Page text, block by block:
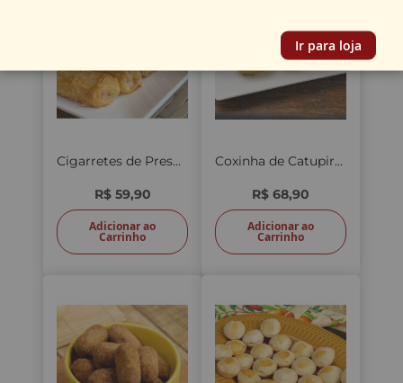
Cigarretes de Presunto 20 unid.
R$ 59,90
Adicionar ao
Carrinho
Coxinha de Catupiry 25 unid.
R$ 68,90
Adicionar ao
Carrinho
Ir para loja